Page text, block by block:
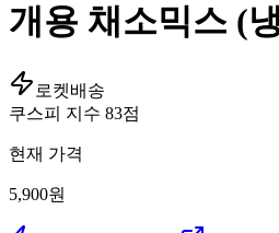
개용 채소믹스 (
로켓배송
쿠스피 지수 83점
현재 가격
5,900원